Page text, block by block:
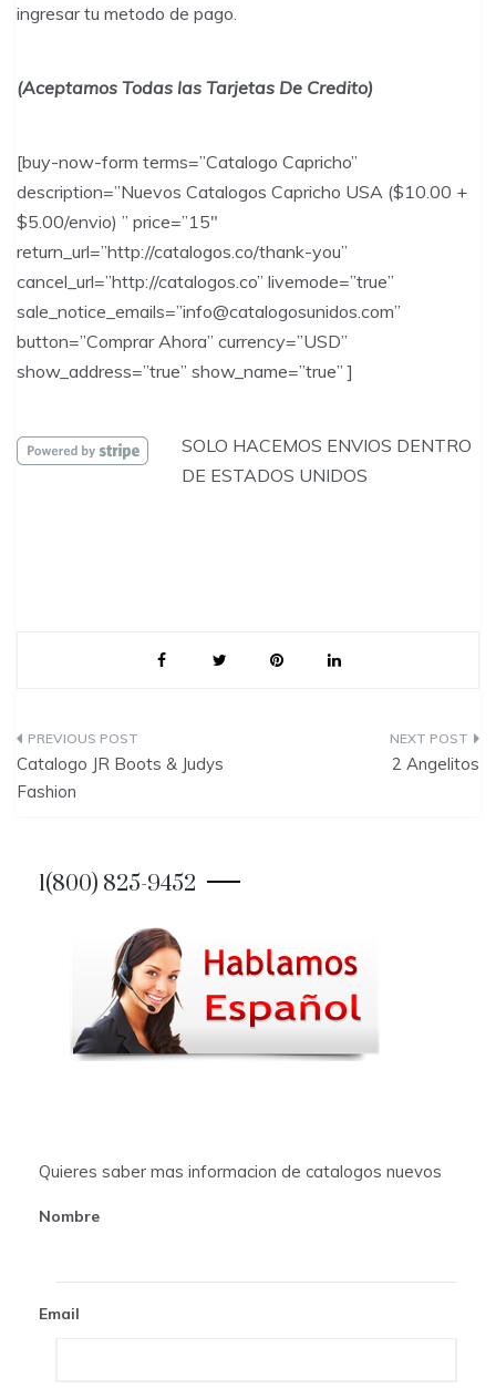
ingresar tu metodo de pago.
(Aceptamos Todas las Tarjetas De Credito)
[buy-now-form terms=”Catalogo Capricho”
description=”Nuevos Catalogos Capricho USA ($10.00 +
$5.00/envio) ” price=”15″
return_url=”http://catalogos.co/thank-you”
cancel_url=”http://catalogos.co” livemode=”true”
sale_notice_emails=”info@catalogosunidos.com”
button=”Comprar Ahora” currency=”USD”
show_address=”true” show_name=”true” ]
SOLO HACEMOS ENVIOS DENTRO
DE ESTADOS UNIDOS
P
o
Catalogo JR Boots & Judys
Fashion
2 Angelitos
1(800) 825-9452
Quieres saber mas informacion de catalogos nuevos
Nombre
Email